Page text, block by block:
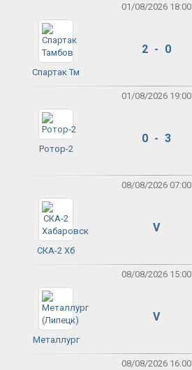
01/08/2026 18:00
Спартак Тм
2 - 0
01/08/2026 19:00
Ротор-2
0 - 3
08/08/2026 07:00
СКА-2 Хб
V
08/08/2026 15:00
Металлург
V
08/08/2026 16:00